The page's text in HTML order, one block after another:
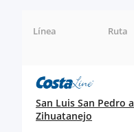
Línea Ruta
San Luis San Pedro a
Zihuatanejo